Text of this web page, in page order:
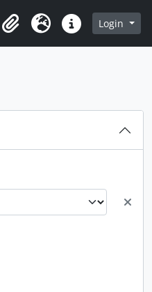
na página de navegação
Clipboard
Idioma Atalhos Login